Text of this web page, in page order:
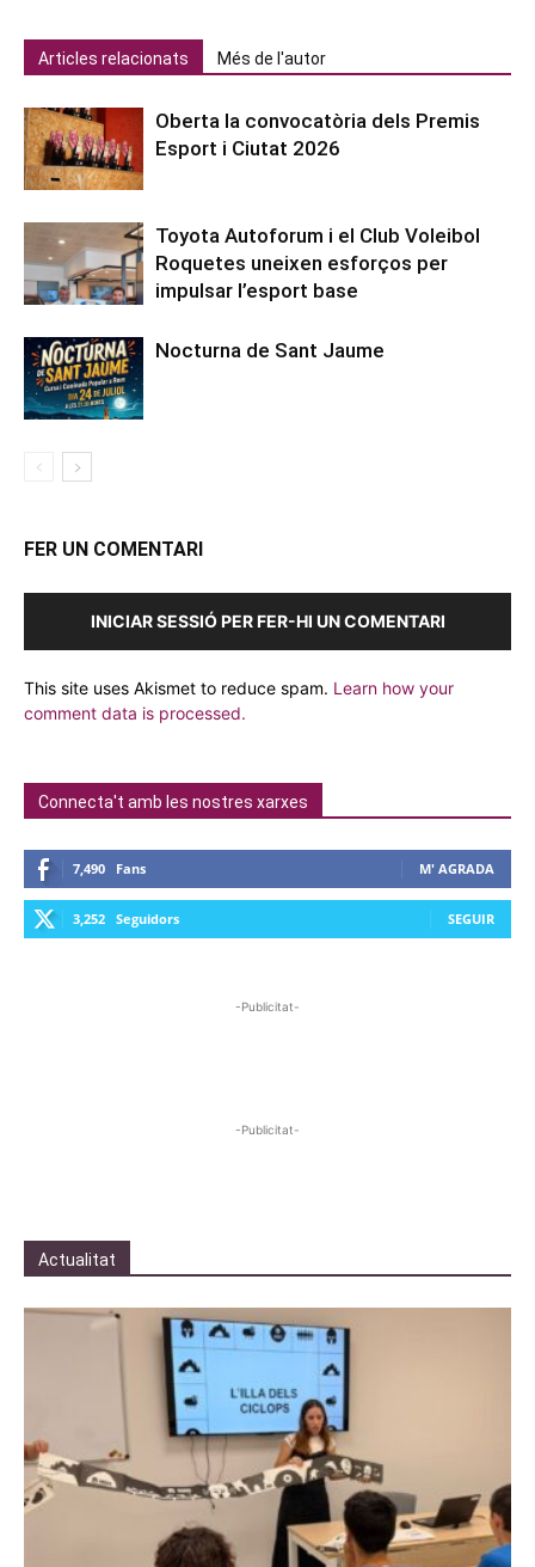
Articles relacionats Més de l'autor
Oberta la convocatòria dels Premis
Esport i Ciutat 2026
Toyota Autoforum i el Club Voleibol
Roquetes uneixen esforços per
impulsar l’esport base
Nocturna de Sant Jaume
FER UN COMENTARI
INICIAR SESSIÓ PER FER-HI UN COMENTARI
This site uses Akismet to reduce spam. Learn how your
comment data is processed.
Connecta't amb les nostres xarxes
7,490 Fans M' AGRADA
3,252 Seguidors SEGUIR
-Publicitat-
-Publicitat-
Actualitat